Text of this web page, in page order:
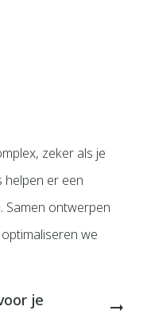
zeker als je
er een
Samen ontwerpen
we
je